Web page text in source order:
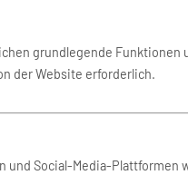
die etwa 140
die Kanarischen Inseln
grundlegende Funktionen
der Website erforderlich.
und Social-Media-Plattformen